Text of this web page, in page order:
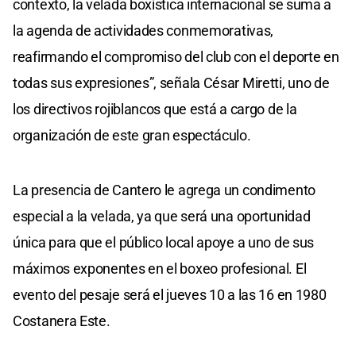
contexto, la velada boxística internacional se suma a
la agenda de actividades conmemorativas,
reafirmando el compromiso del club con el deporte en
todas sus expresiones”, señala César Miretti, uno de
los directivos rojiblancos que está a cargo de la
organización de este gran espectáculo.
La presencia de Cantero le agrega un condimento
especial a la velada, ya que será una oportunidad
única para que el público local apoye a uno de sus
máximos exponentes en el boxeo profesional. El
evento del pesaje será el jueves 10 a las 16 en 1980
Costanera Este.